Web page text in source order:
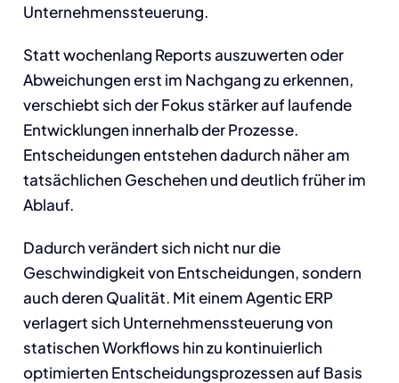
Unternehmenssteuerung.
Statt wochenlang Reports auszuwerten oder
Abweichungen erst im Nachgang zu erkennen,
verschiebt sich der Fokus stärker auf laufende
Entwicklungen innerhalb der Prozesse.
Entscheidungen entstehen dadurch näher am
tatsächlichen Geschehen und deutlich früher im
Ablauf.
Dadurch verändert sich nicht nur die
Geschwindigkeit von Entscheidungen, sondern
auch deren Qualität. Mit einem Agentic ERP
verlagert sich Unternehmenssteuerung von
statischen Workflows hin zu kontinuierlich
optimierten Entscheidungsprozessen auf Basis